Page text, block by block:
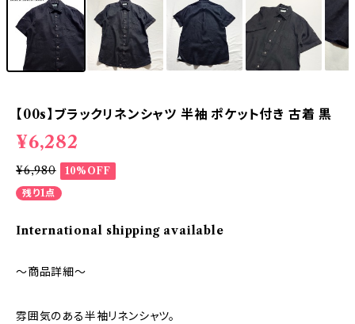
【00s】ブラックリネンシャツ 半袖 ポケット付き 古着 黒
¥6,282
¥6,980
10%OFF
残り1点
International shipping available
～商品詳細～
雰囲気のある半袖リネンシャツ。